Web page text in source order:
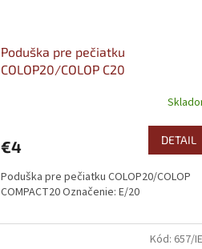
Poduška pre pečiatku
COLOP20/COLOP C20
€4 DETAIL
Poduška pre pečiatku COLOP20/COLOP
COMPACT20 Označenie: E/20
Kód: 657/